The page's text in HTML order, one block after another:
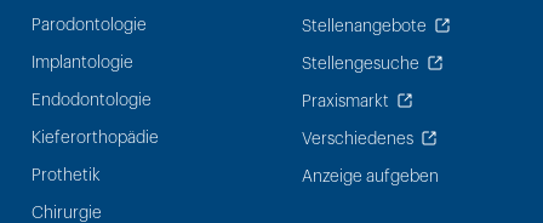
Parodontologie
Implantologie
Endodontologie
Kieferorthopädie
Prothetik
Chirurgie
Stellenangebote
Stellengesuche
Praxismarkt
Verschiedenes
Anzeige aufgeben